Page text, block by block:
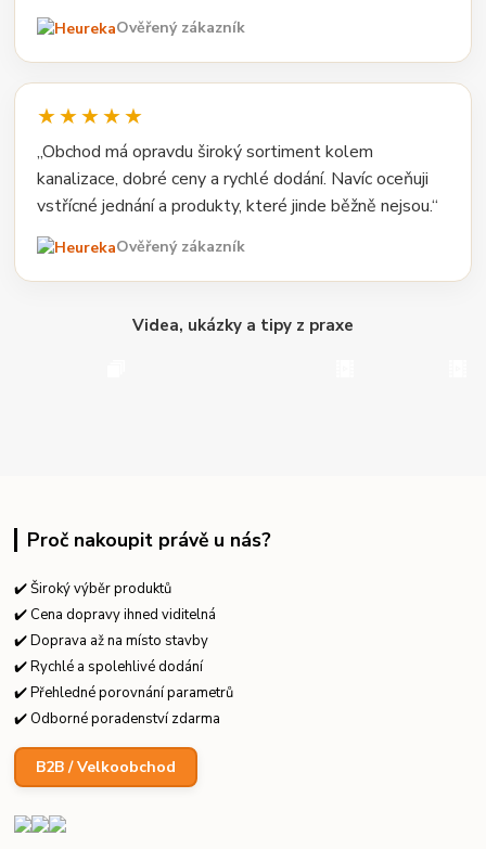
Ověřený zákazník
★★★★★
„Obchod má opravdu široký sortiment kolem
kanalizace, dobré ceny a rychlé dodání. Navíc oceňuji
vstřícné jednání a produkty, které jinde běžně nejsou.“
Ověřený zákazník
Videa, ukázky a tipy z praxe
Proč nakoupit právě u nás?
✔️ Široký výběr produktů
✔️ Cena dopravy ihned viditelná
✔️ Doprava až na místo stavby
✔️ Rychlé a spolehlivé dodání
✔️ Přehledné porovnání parametrů
✔️ Odborné poradenství zdarma
B2B / Velkoobchod